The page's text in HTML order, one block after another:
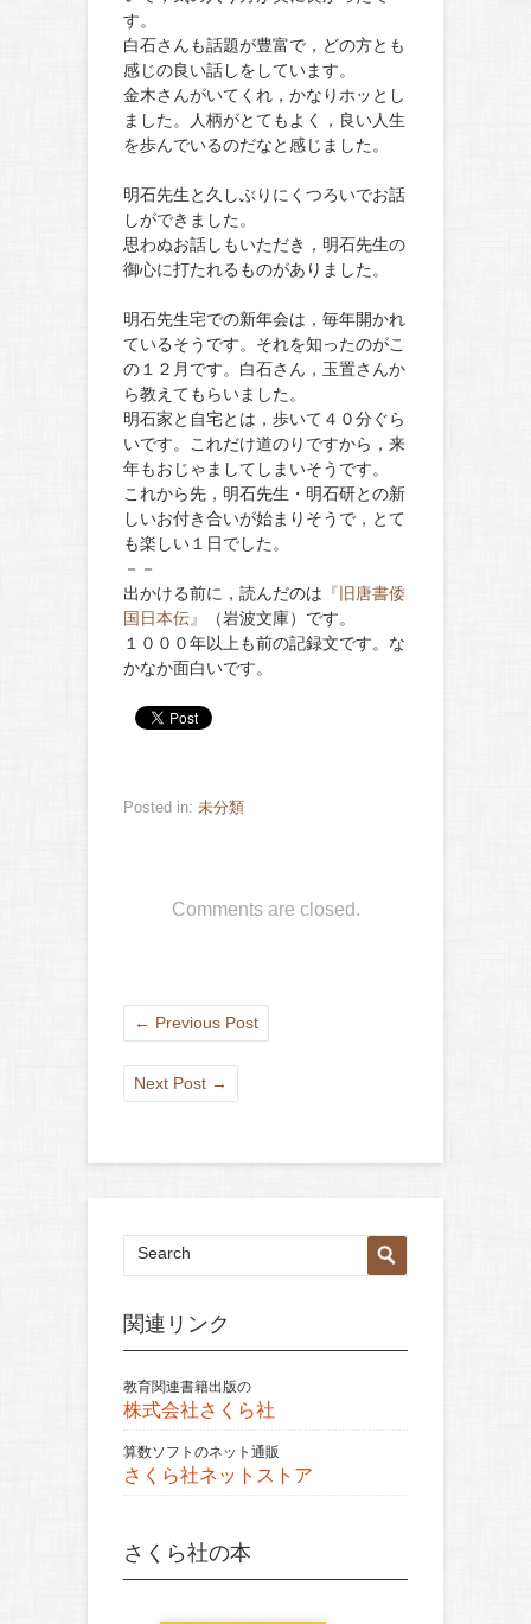
す。
白石さんも話題が豊富で，どの方とも
感じの良い話しをしています。
金木さんがいてくれ，かなりホッとし
ました。人柄がとてもよく，良い人生
を歩んでいるのだなと感じました。
明石先生と久しぶりにくつろいでお話
しができました。
思わぬお話しもいただき，明石先生の
御心に打たれるものがありました。
明石先生宅での新年会は，毎年開かれ
ているそうです。それを知ったのがこ
の１２月です。白石さん，玉置さんか
ら教えてもらいました。
明石家と自宅とは，歩いて４０分ぐら
いです。これだけ道のりですから，来
年もおじゃましてしまいそうです。
これから先，明石先生・明石研との新
しいお付き合いが始まりそうで，とて
も楽しい１日でした。
－－
出かける前に，読んだのは 『旧唐書倭
国日本伝』
（岩波文庫）です。
１０００年以上も前の記録文です。な
かなか面白いです。
Posted in: 未分類
Comments are closed.
← Previous Post
Next Post →
関連リンク
教育関連書籍出版の
株式会社さくら社
算数ソフトのネット通販
さくら社ネットストア
さくら社の本